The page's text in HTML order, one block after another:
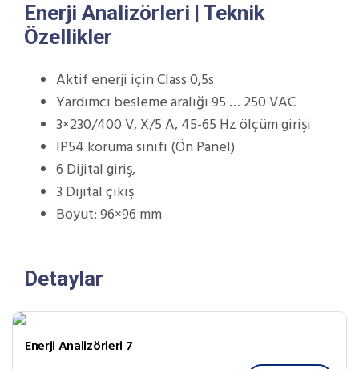
Enerji Analizörleri | Teknik
Özellikler
Aktif enerji için Class 0,5s
Yardımcı besleme aralığı 95 … 250 VAC
3×230/400 V, X/5 A, 45-65 Hz ölçüm girişi
IP54 koruma sınıfı (Ön Panel)
6 Dijital giriş,
3 Dijital çıkış
Boyut: 96×96 mm
Detaylar
Enerji Analizörleri 7